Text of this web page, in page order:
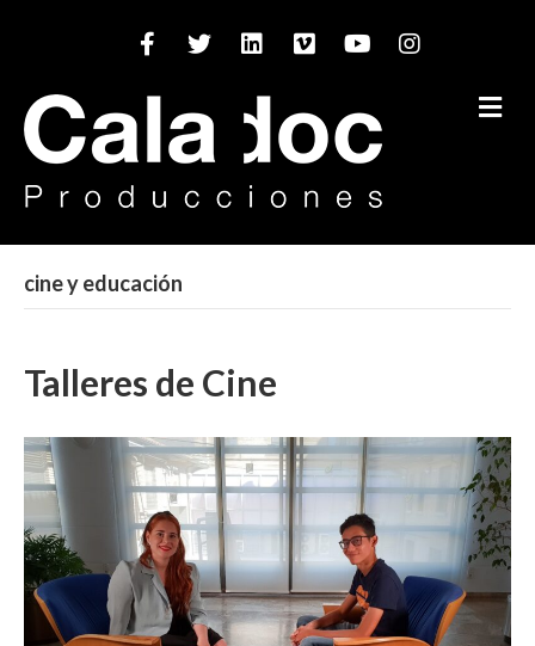
Facebook Twitter Linkedin Vimeo Youtube Instagram
cine y educación
Talleres de Cine